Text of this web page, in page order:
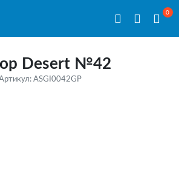
0
Desert №42
ASGI0042GP